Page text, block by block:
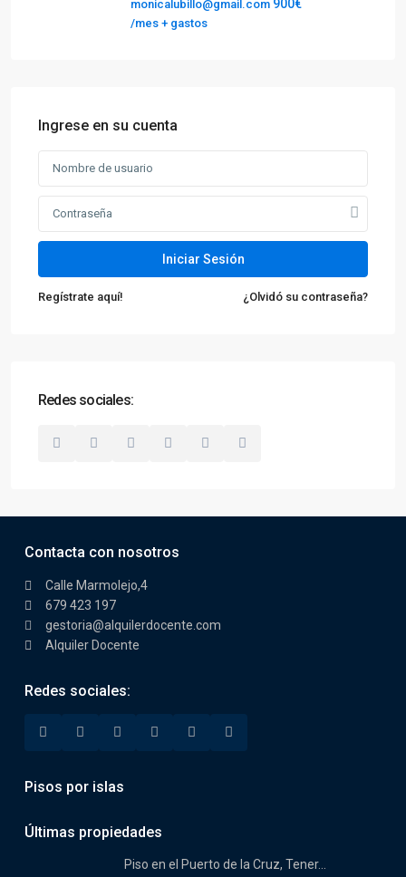
monicalubillo@gmail.com 900€
/mes + gastos
Ingrese en su cuenta
Iniciar Sesión
Regístrate aquí! ¿Olvidó su contraseña?
Redes sociales:
Contacta con nosotros
Calle Marmolejo,4
679 423 197
gestoria@alquilerdocente.com
Alquiler Docente
Redes sociales:
Pisos por islas
Últimas propiedades
Piso en el Puerto de la Cruz, Tener...